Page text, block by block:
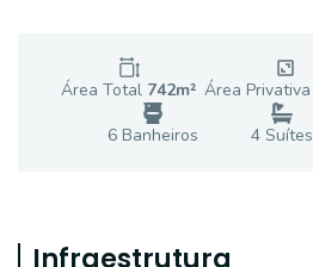
Área Total 742m² Área Privativa
6Banheiros 4 Suítes
Infraestrutura